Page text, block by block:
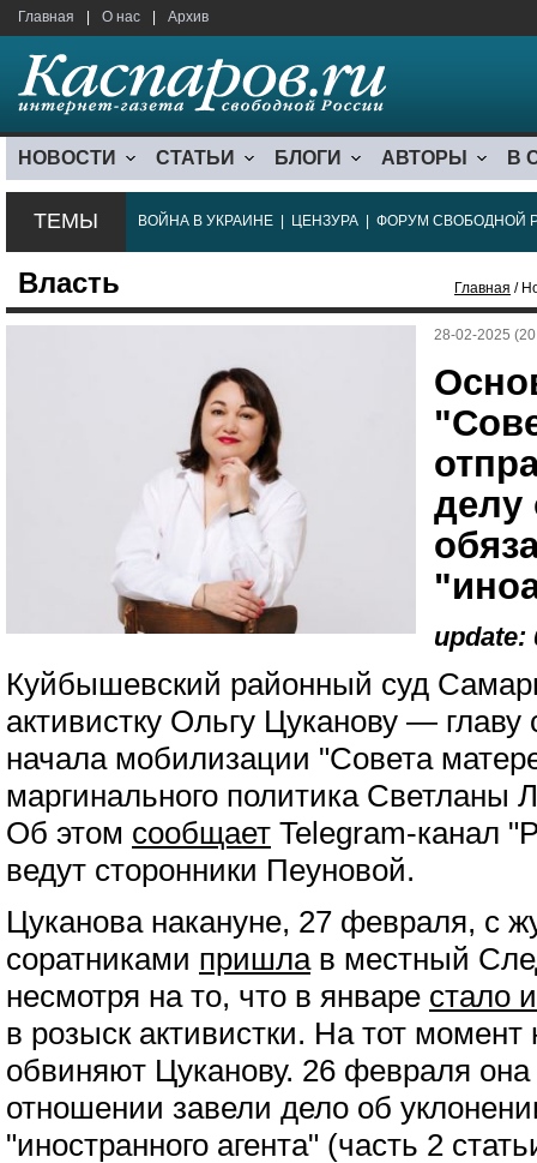
Главная О нас Архив
НОВОСТИ СТАТЬИ БЛОГИ АВТОРЫ В
ТЕМЫ ВОЙНА В УКРАИНЕ ЦЕНЗУРА ФОРУМ СВОБОДНОЙ
Власть Главная /
28-02-2025
делу
update:
Куйбышевский районный суд
активистку Ольгу Цуканову — главу
начала мобилизации "Совета
маргинального политика Светланы
Об этом сообщает Telegram-канал
ведут сторонники Пеуновой.
Цуканова накануне, 27 февраля, с
соратниками пришлав местный
несмотря на то, что в январе стало
в розыск активистки. На тот
обвиняют Цуканову. 26 февраля она
отношении завели дело об
"иностранного агента" (часть 2